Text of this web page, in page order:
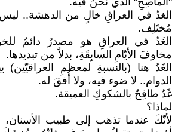
الغدُ في العراقِ خالٍ من الدهشة.. ليس
مُختَلِف.
الغَدُ في العراقِ هو مصدرٌ دائمُ
مخاوفَ الأيّامِ السابِقَةِ، بدلاً من تبديدها.
الغَدُ هنا (بالنسبةِ لمعظمِ
الدوام.. لا ضوء فيه، ولا أُفقَ له.
غَدٌ طافِحٌ بالشكوكِ العميقة.
لماذا؟
لأنّكَ عندما تذهب إلى طبيب الأسنان،